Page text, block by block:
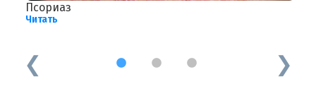
Псориаз
Читать
1 2 3